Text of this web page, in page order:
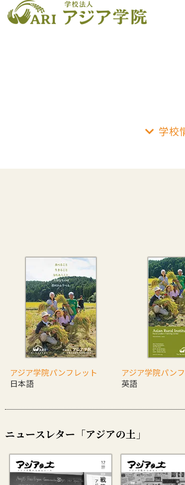
学校
アジア学院パンフレット
日本語
アジア学院パン
英語
ニュースレター「アジアの土」